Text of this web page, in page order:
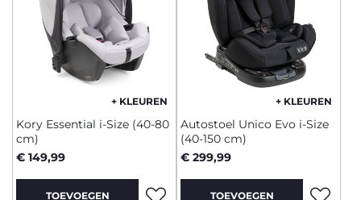
gerust door onze collectie en kies de perfecte autostoel
voor uw kleine passagier.
+ KLEUREN
Kory Essential i-Size (40-80
cm)
€ 149,99
TOEVOEGEN
+ KLEUREN
Autostoel Unico Evo i-Size
(40-150 cm)
€ 299,99
TOEVOEGEN